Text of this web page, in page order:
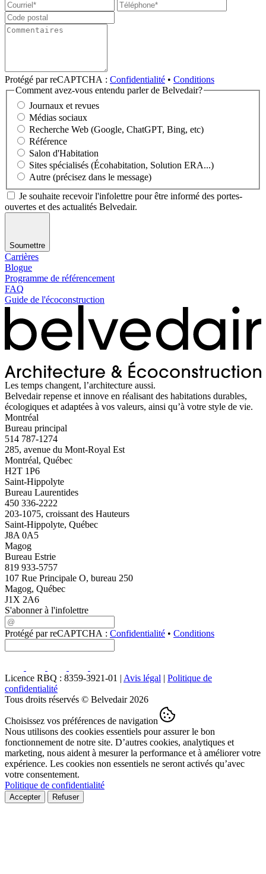
Protégé par reCAPTCHA : Confidentialité • Conditions
Comment avez-vous entendu parler de Belvedair?
Journaux et revues
Médias sociaux
Recherche Web (Google, ChatGPT, Bing, etc)
Référence
Salon d'Habitation
Sites spécialisés (Écohabitation, Solution ERA...)
Autre (précisez dans le message)
Je souhaite recevoir l'infolettre pour être informé des portes-
ouvertes et des actualités Belvedair.
Soumettre
Carrières
Blogue
Programme de référencement
FAQ
Guide de l'écoconstruction
Les temps changent, l’architecture aussi.
Belvedair repense et innove en réalisant des habitations durables,
écologiques et adaptées à vos valeurs, ainsi qu’à votre style de vie.
Montréal
Bureau principal
514 787-1274
285, avenue du Mont-Royal Est
Montréal, Québec
H2T 1P6
Saint-Hippolyte
Bureau Laurentides
450 336-2222
203-1075, croissant des Hauteurs
Saint-Hippolyte, Québec
J8A 0A5
Magog
Bureau Estrie
819 933-5757
107 Rue Principale O, bureau 250
Magog, Québec
J1X 2A6
S'abonner à l'infolettre
Protégé par reCAPTCHA : Confidentialité • Conditions
Licence RBQ : 8359-3921-01 | Avis légal | Politique de
confidentialité
Tous droits réservés © Belvedair 2026
Choisissez vos préférences de navigation
Nous utilisons des cookies essentiels pour assurer le bon
fonctionnement de notre site. D’autres cookies, analytiques et
marketing, nous aident à mesurer la performance et à améliorer votre
expérience. Les cookies non essentiels ne seront activés qu’avec
votre consentement.
Politique de confidentialité
Accepter Refuser